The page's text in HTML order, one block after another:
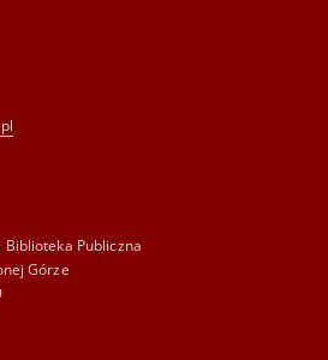
Publiczna
Górze